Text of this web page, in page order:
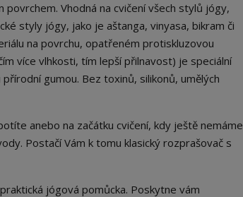
Vhodná na cvičení všech stylů jógy,
styly jógy, jako je aštanga, vinyasa, bikram či
na povrchu, opatřeném protiskluzovou
více vlhkosti, tím lepší přilnavost) je speciální
gumou. Bez toxinů, silikonů, umělých
anebo na začátku cvičení, kdy ještě nemáme
Postačí Vám k tomu klasický rozprašovač s
jógová pomůcka. Poskytne vám